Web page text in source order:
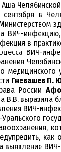
в
ВИЧ-
в
ВИЧ-
медицинского
Гневашев П.
России
В.В. выразила
ВИЧ-
как
выявление